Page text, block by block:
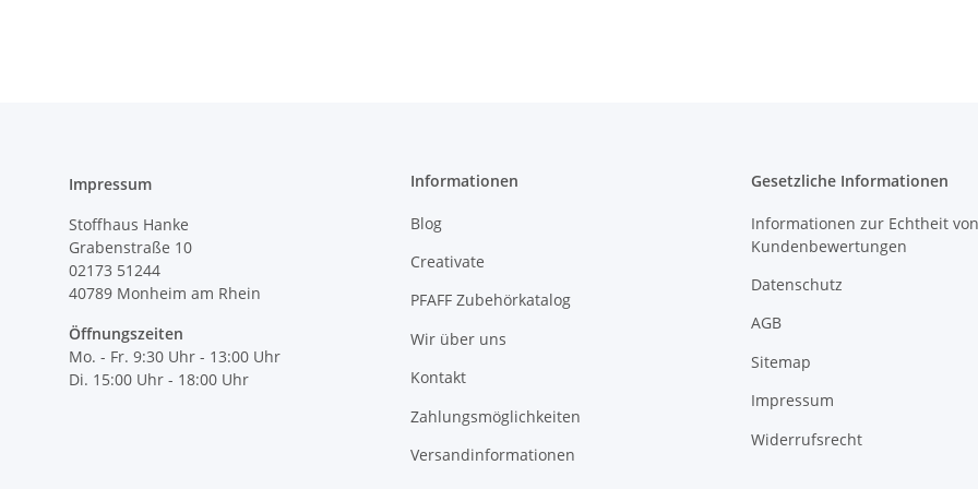
Impressum
Stoffhaus Hanke
Grabenstraße 10
02173 51244
40789 Monheim am Rhein
Öffnungszeiten
Mo. - Fr. 9:30 Uhr - 13:00 Uhr
Di. 15:00 Uhr - 18:00 Uhr
Informationen
Blog
Creativate
PFAFF Zubehörkatalog
Wir über uns
Kontakt
Zahlungsmöglichkeiten
Versandinformationen
Gesetzliche Informationen
Informationen zur Echtheit von
Kundenbewertungen
Datenschutz
AGB
Sitemap
Impressum
Widerrufsrecht